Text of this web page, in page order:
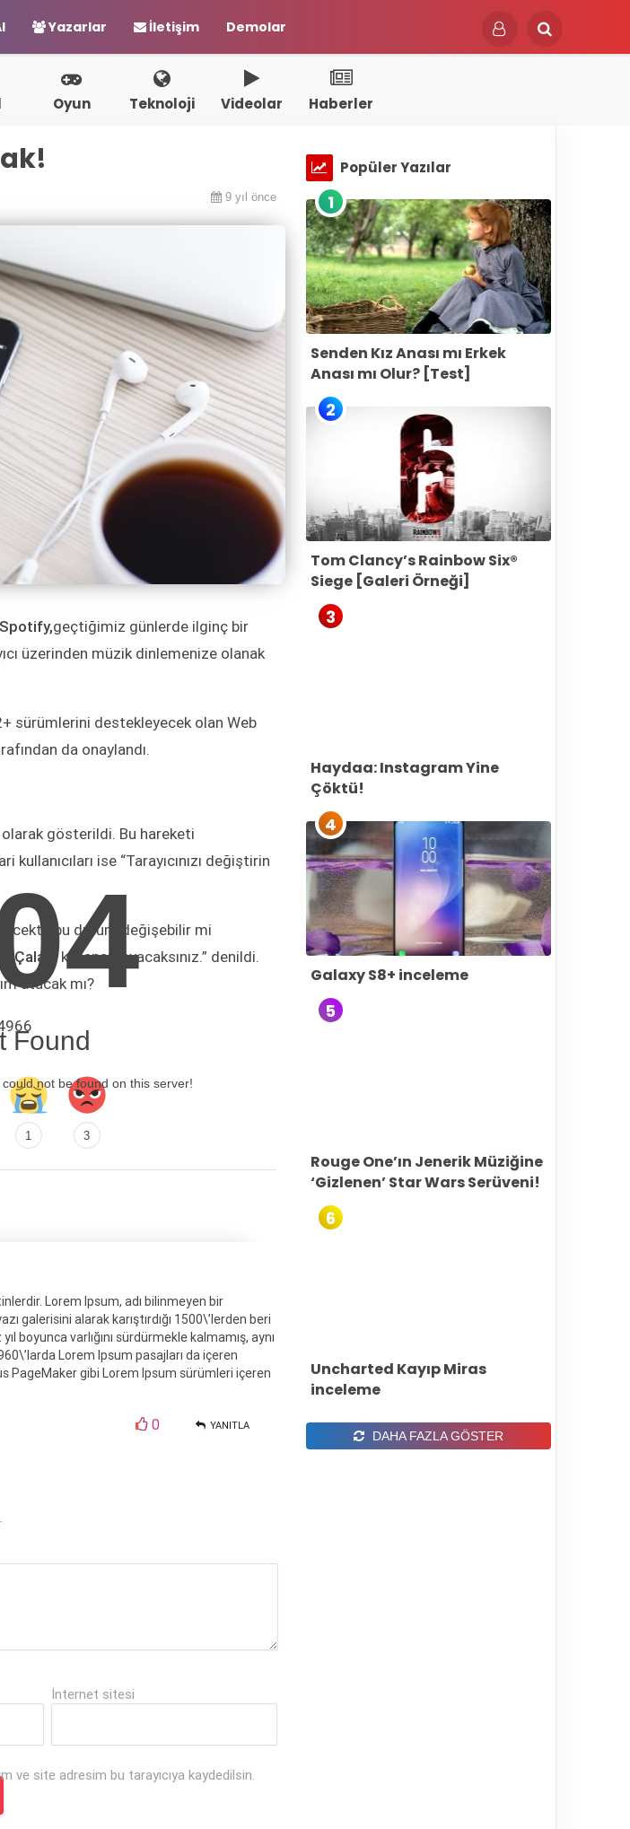
Yazarlar İletişim Demolar
Oyun Teknoloji Videolar Haberler
9 yıl önce
Spotify,geçtiğimiz günlerde ilginç bir
üzerinden müzik dinlemenize olanak
sürümlerini destekleyecek olan Web
da onaylandı.
gösterildi. Bu hareketi
ise “Tarayıcınızı değiştirin
bu durum değişebilir mi
Çalar
‘ı kullanamayacaksınız.” denildi.
atacak mı?
1 3
Lorem Ipsum, adı bilinmeyen bir
galerisini alarak karıştırdığı 1500\’lerden beri
boyunca varlığını sürdürmekle kalmamış, aynı
Lorem Ipsum pasajları da içeren
PageMaker gibi Lorem Ipsum sürümleri içeren
YANITLA
0
İnternet sitesi
ve site adresim bu tarayıcıya kaydedilsin.
Popüler Yazılar
1
Senden Kız Anası mı Erkek
Anası mı Olur? [Test]
2
Tom Clancy’s Rainbow Six®
Siege [Galeri Örneği]
3
Haydaa: Instagram Yine
Çöktü!
4
Galaxy S8+ inceleme
5
Rouge One’ın Jenerik Müziğine
‘Gizlenen’ Star Wars Serüveni!
6
Uncharted Kayıp Miras
inceleme
DAHA FAZLA GÖSTER
Found
not be found on this server!